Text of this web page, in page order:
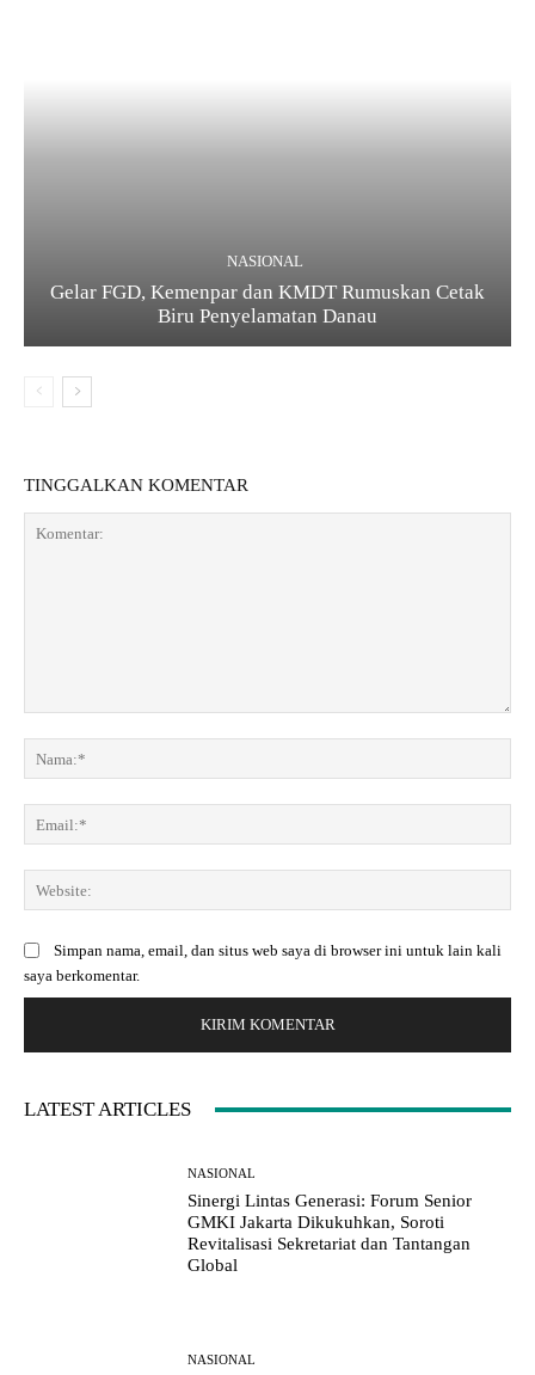
NASIONAL
Gelar FGD, Kemenpar dan KMDT Rumuskan Cetak
Biru Penyelamatan Danau
TINGGALKAN KOMENTAR
m
e
t
a
a
m
:
*
m
a
le
:
Simpan nama, email, dan situs web saya di browser ini untuk lain kali
saya berkomentar.
LATEST ARTICLES
NASIONAL
Sinergi Lintas Generasi: Forum Senior
GMKI Jakarta Dikukuhkan, Soroti
Revitalisasi Sekretariat dan Tantangan
Global
NASIONAL